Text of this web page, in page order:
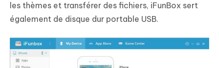
les thèmes et transférer des fichiers, iFunBox sert
également de disque dur portable USB.